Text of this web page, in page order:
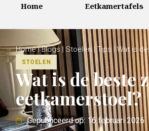
Home Eetkamertafels
Home|Blogs |Stoelen|Tips|Wat is
STOELEN
Wat is de beste
eetkamerstoel?
Gepubliceerd op: 16 februari 2026